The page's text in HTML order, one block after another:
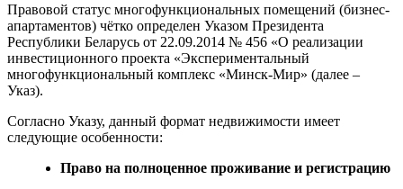
Правовой статус многофункциональных помещений (бизнес-
апартаментов) чётко определен Указом Президента
Республики Беларусь от 22.09.2014 № 456 «О реализации
инвестиционного проекта «Экспериментальный
многофункциональный комплекс «Минск-Мир» (далее –
Указ).
Согласно Указу, данный формат недвижимости имеет
следующие особенности:
Право на полноценное проживание и регистрацию